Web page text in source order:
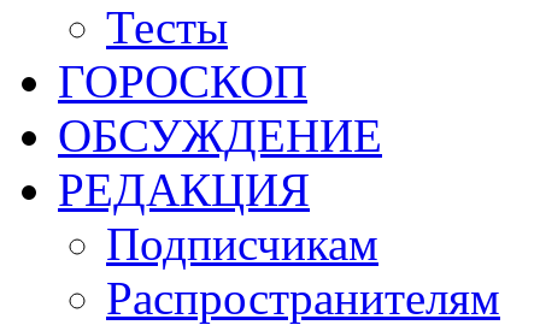
Тесты
ГОРОСКОП
ОБСУЖДЕНИЕ
РЕДАКЦИЯ
Подписчикам
Распространителям